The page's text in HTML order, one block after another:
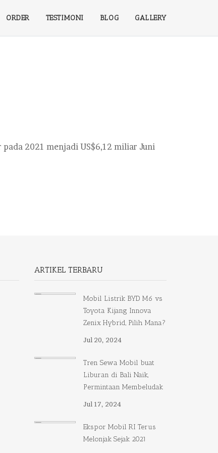
ORDER TESTIMONI BLOG GALLERY
2021 menjadi US$6,12 miliar Juni
ARTIKEL TERBARU
Mobil Listrik BYD M6 vs
Toyota Kijang Innova
Zenix Hybrid, Pilih Mana?
Jul 20, 2024
Tren Sewa Mobil buat
Liburan di Bali Naik,
Permintaan Membeludak
Jul 17, 2024
Ekspor Mobil RI Terus
Melonjak Sejak 2021